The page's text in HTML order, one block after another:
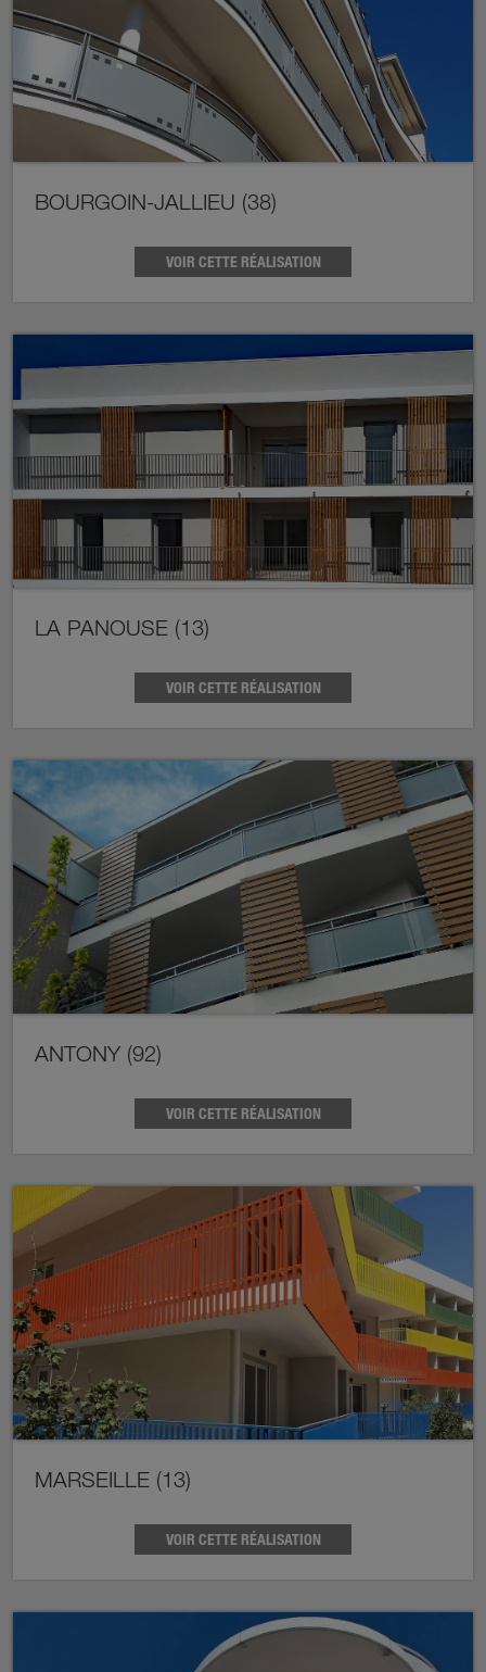
BOURGOIN-JALLIEU (38)
VOIR CETTE RÉALISATION
LA PANOUSE (13)
VOIR CETTE RÉALISATION
ANTONY (92)
VOIR CETTE RÉALISATION
MARSEILLE (13)
VOIR CETTE RÉALISATION